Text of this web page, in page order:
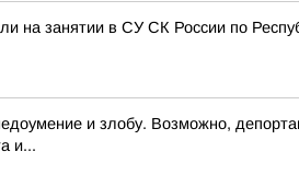
на занятии в СУ СК России по
и злобу. Возможно,
и...